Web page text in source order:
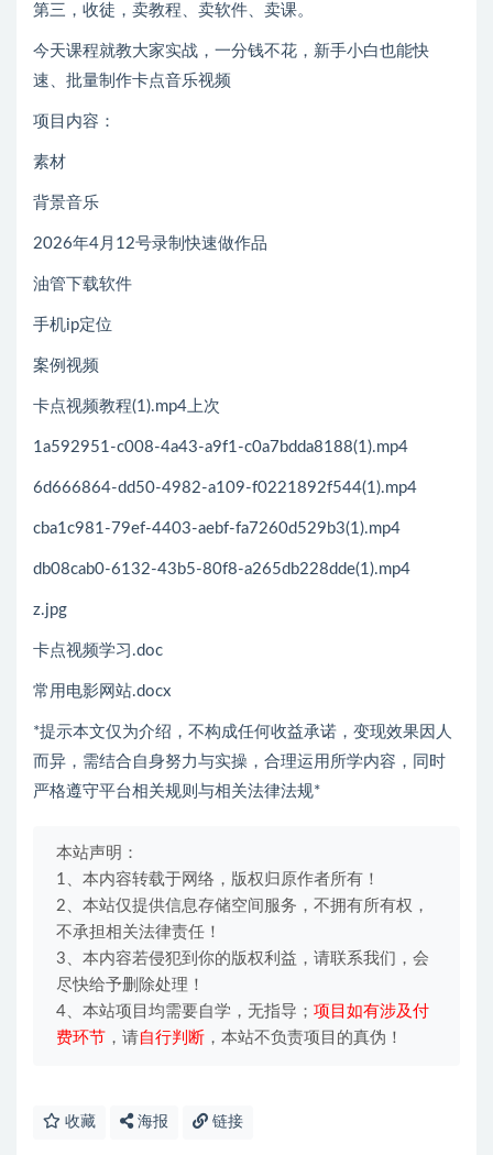
第三，收徒，卖教程、卖软件、卖课。
今天课程就教大家实战，一分钱不花，新手小白也能快
速、批量制作卡点音乐视频
项目内容：
素材
背景音乐
2026年4月12号录制快速做作品
油管下载软件
手机ip定位
案例视频
卡点视频教程(1).mp4上次
1a592951-c008-4a43-a9f1-c0a7bdda8188(1).mp4
6d666864-dd50-4982-a109-f0221892f544(1).mp4
cba1c981-79ef-4403-aebf-fa7260d529b3(1).mp4
db08cab0-6132-43b5-80f8-a265db228dde(1).mp4
z.jpg
卡点视频学习.doc
常用电影网站.docx
*提示本文仅为介绍，不构成任何收益承诺，变现效果因人
而异，需结合自身努力与实操，合理运用所学内容，同时
严格遵守平台相关规则与相关法律法规*
本站声明：
1、本内容转载于网络，版权归原作者所有！
2、本站仅提供信息存储空间服务，不拥有所有权，
不承担相关法律责任！
3、本内容若侵犯到你的版权利益，请联系我们，会
尽快给予删除处理！
4、本站项目均需要自学，无指导； 项目如有涉及付
费环节 ，请自行判断 ，本站不负责项目的真伪！
收藏 海报 链接